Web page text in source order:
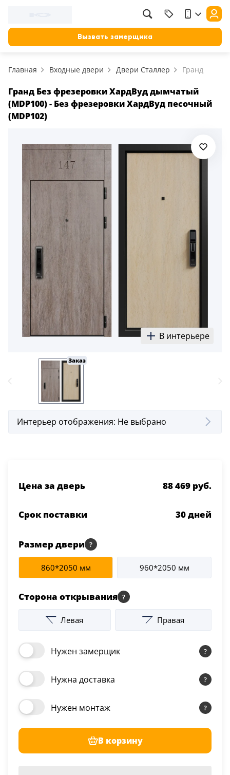
Вызвать замерщика
Главная Входные двери Двери Сталлер Гранд
Гранд Без фрезеровки ХардВуд дымчатый
(MDP100) - Без фрезеровки ХардВуд песочный
(MDP102)
В интерьере
Заказ
Интерьер отображения: Не выбрано
Цена за дверь 88 469 руб.
Срок поставки 30дней
Размер двери
860*2050 мм 960*2050 мм
Сторона открывания
Левая Правая
Нужен замерщик
Нужна доставка
Нужен монтаж
В корзину